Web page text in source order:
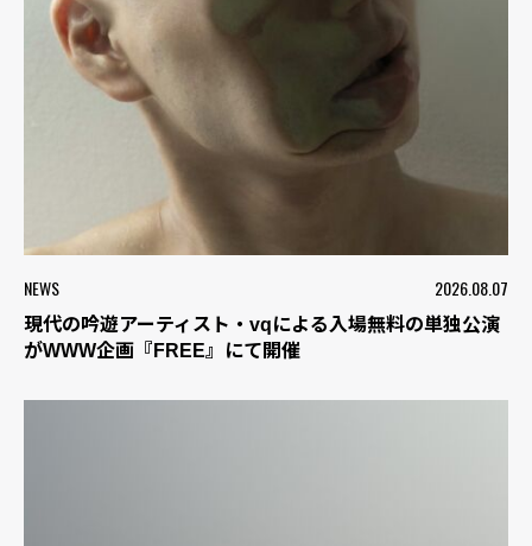
NEWS 2026.08.07
現代の吟遊アーティスト・vqによる入場無料の単独公演
がWWW企画『FREE』にて開催